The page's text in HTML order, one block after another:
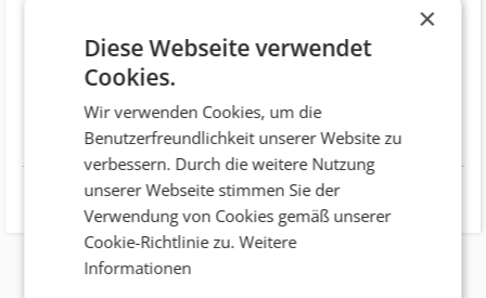
Adresse
Sonnbergstraße 3
Telefonnummer
+43 (1) 8885303
Website http://www.vtv.at
×
Diese Webseite verwendet
Cookies.
Wir verwenden Cookies, um die
Benutzerfreundlichkeit unserer Website zu
verbessern. Durch die weitere Nutzung
unserer Webseite stimmen Sie der
Verwendung von Cookies gemäß unserer
Cookie-Richtlinie zu.Weitere
Informationen